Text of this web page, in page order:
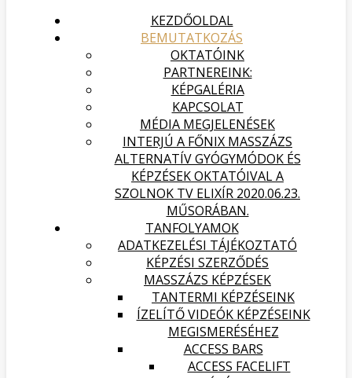
KEZDŐOLDAL
BEMUTATKOZÁS
OKTATÓINK
PARTNEREINK:
KÉPGALÉRIA
KAPCSOLAT
MÉDIA MEGJELENÉSEK
INTERJÚ A FŐNIX MASSZÁZS
ALTERNATÍV GYÓGYMÓDOK ÉS
KÉPZÉSEK OKTATÓIVAL A
SZOLNOK TV ELIXÍR 2020.06.23.
MŰSORÁBAN.
TANFOLYAMOK
ADATKEZELÉSI TÁJÉKOZTATÓ
KÉPZÉSI SZERZŐDÉS
MASSZÁZS KÉPZÉSEK
TANTERMI KÉPZÉSEINK
ÍZELÍTŐ VIDEÓK KÉPZÉSEINK
MEGISMERÉSÉHEZ
ACCESS BARS
ACCESS FACELIFT